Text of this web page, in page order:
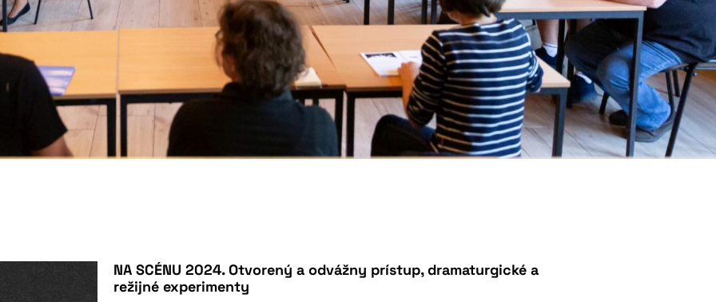
NA SCÉNU 2024. Otvorený a odvážny prístup, dramaturgické a
režijné experimenty